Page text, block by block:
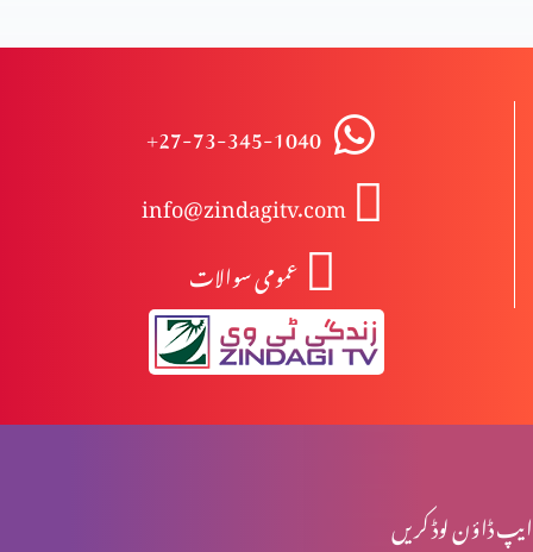
بائبل مقدس کا ادب (حصہ 3)
بائبل مقدس کا ادب (حصہ 2)
بائبل مقدس کا ادب (حصہ 1)
+27-73-345-1040
info@zindagitv.com
عمومی سوالات
ایپ ڈاؤن لوڈ کریں